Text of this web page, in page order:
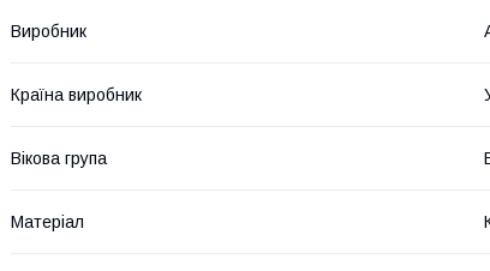
Виробник
Країна виробник
Вікова група
Матеріал